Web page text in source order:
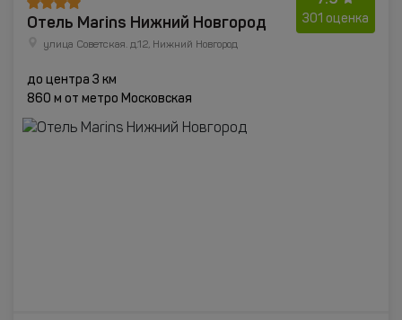
301 оценка
Отель Marins Нижний Новгород
улица Советская. д.12, Нижний Новгород
до центра 3 км
860 м от метро Московская